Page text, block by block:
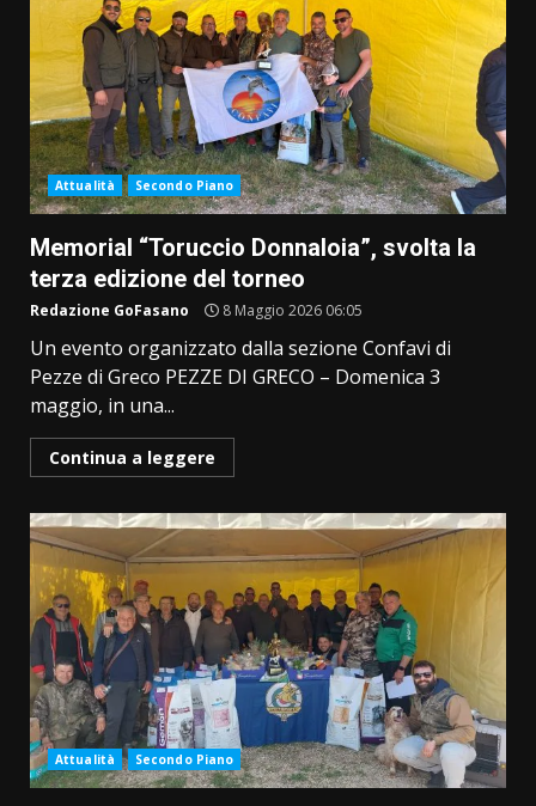
Attualità Secondo Piano
Memorial “Toruccio Donnaloia”, svolta la
terza edizione del torneo
Redazione GoFasano 8 Maggio 2026 06:05
Un evento organizzato dalla sezione Confavi di
Pezze di Greco PEZZE DI GRECO – Domenica 3
maggio, in una...
Continua a leggere
Attualità Secondo Piano